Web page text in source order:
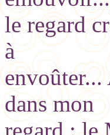
le regard
à
envoûter...
dans mon
regard : le